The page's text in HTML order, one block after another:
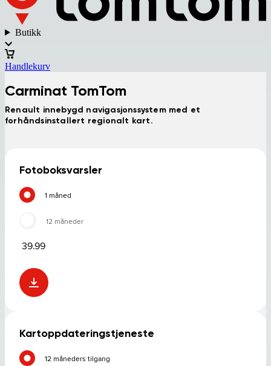
Butikk
Handlekurv
Carminat TomTom
Renault innebygd navigasjonssystem med et
forhåndsinstallert regionalt kart.
Fotoboksvarsler
1 måned
12 måneder
39.99
Kartoppdateringstjeneste
12 måneders tilgang